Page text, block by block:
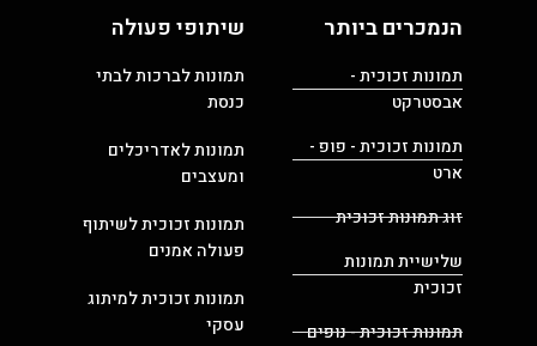
הנמכרים ביותר
תמונות זכוכית -
אבסטרקט
תמונות זכוכית - פופ -
ארט
זוג תמונות זכוכית
שלישיית תמונות
זכוכית
תמונות זכוכית - נופים
שיתופי פעולה
תמונות לברכות לבתי
כנסת
תמונות לאדריכלים
ומעצבים
תמונות זכוכית לשיתוף
פעולה אמנים
תמונות זכוכית למיתוג
עסקי